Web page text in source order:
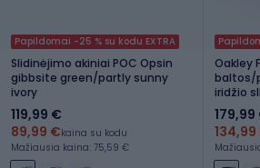
Papildomai -25 % su kodu EXTRA
Slidinėjimo akiniai POC Opsin
gibbsite green/partly sunny
ivory
119,99 €
89,99 €kaina su kodu
Mažiausia kaina: 75,59 €
Oakley
baltos/
iridžio
179,99